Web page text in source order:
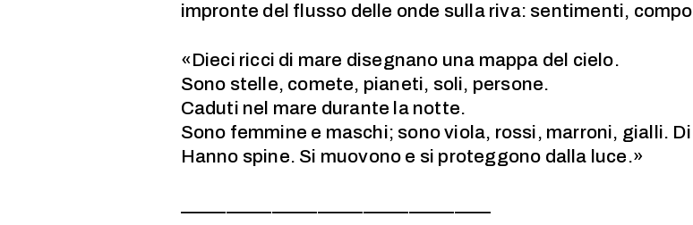
impronte del flusso delle onde sulla riva: sentimenti,
«Dieci ricci di mare disegnano una mappa del cielo.
Sono stelle, comete, pianeti, soli, persone.
Caduti nel mare durante la notte.
Sono femmine e maschi; sono viola, rossi, marroni, gialli.
Hanno spine. Si muovono e si proteggono dalla luce.»